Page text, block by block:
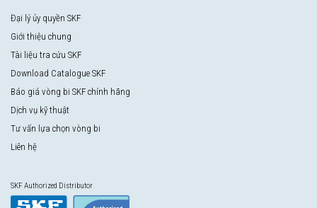
Đại lý ủy quyền SKF
Giới thiệu chung
Tài liệu tra cứu SKF
Download Catalogue SKF
Báo giá vòng bi SKF chính hãng
Dịch vụ kỹ thuật
Tư vấn lựa chọn vòng bi
Liên hệ
SKF Authorized Distributor